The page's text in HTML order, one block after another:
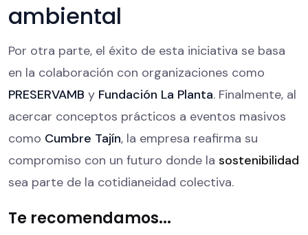
ambiental
Por otra parte, el éxito de esta iniciativa se basa
en la colaboración con organizaciones como
PRESERVAMB y Fundación La Planta. Finalmente, al
acercar conceptos prácticos a eventos masivos
como Cumbre Tajín, la empresa reafirma su
compromiso con un futuro donde la sostenibilidad
sea parte de la cotidianeidad colectiva.
Te recomendamos...